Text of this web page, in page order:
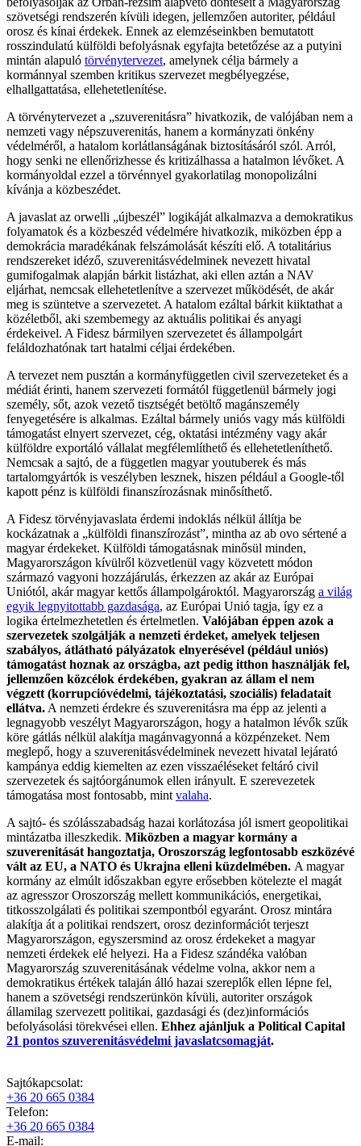
szövetségi rendszerén kívüli idegen, jellemzően autoriter, például
orosz és kínai érdekek. Ennek az elemzéseinkben bemutatott
rosszindulatú külföldi befolyásnak egyfajta betetőzése az a putyini
mintán alapuló törvénytervezet, amelynek célja bármely a
kormánnyal szemben kritikus szervezet megbélyegzése,
elhallgattatása, ellehetetlenítése.
A törvénytervezet a „szuverenitásra” hivatkozik, de valójában nem a
nemzeti vagy népszuverenitás, hanem a kormányzati önkény
védelméről, a hatalom korlátlanságának biztosításáról szól. Arról,
hogy senki ne ellenőrizhesse és kritizálhassa a hatalmon lévőket. A
kormányoldal ezzel a törvénnyel gyakorlatilag monopolizálni
kívánja a közbeszédet.
A javaslat az orwelli „újbeszél” logikáját alkalmazva a demokratikus
folyamatok és a közbeszéd védelmére hivatkozik, miközben épp a
demokrácia maradékának felszámolását készíti elő. A totalitárius
rendszereket idéző, szuverenitásvédelminek nevezett hivatal
gumifogalmak alapján bárkit listázhat, aki ellen aztán a NAV
eljárhat, nemcsak ellehetetlenítve a szervezet működését, de akár
meg is szüntetve a szervezetet. A hatalom ezáltal bárkit kiiktathat a
közéletből, aki szembemegy az aktuális politikai és anyagi
érdekeivel. A Fidesz bármilyen szervezetet és állampolgárt
feláldozhatónak tart hatalmi céljai érdekében.
A tervezet nem pusztán a kormányfüggetlen civil szervezeteket és a
médiát érinti, hanem szervezeti formától függetlenül bármely jogi
személy, sőt, azok vezető tisztségét betöltő magánszemély
fenyegetésére is alkalmas. Ezáltal bármely uniós vagy más külföldi
támogatást elnyert szervezet, cég, oktatási intézmény vagy akár
külföldre exportáló vállalat megfélemlíthető és ellehetetleníthető.
Nemcsak a sajtó, de a független magyar youtuberek és más
tartalomgyártók is veszélyben lesznek, hiszen például a Google-től
kapott pénz is külföldi finanszírozásnak minősíthető.
A Fidesz törvényjavaslata érdemi indoklás nélkül állítja be
kockázatnak a „külföldi finanszírozást”, mintha az ab ovo sértené a
magyar érdekeket. Külföldi támogatásnak minősül minden,
Magyarországon kívülről közvetlenül vagy közvetett módon
származó vagyoni hozzájárulás, érkezzen az akár az Európai
Uniótól, akár magyar kettős állampolgároktól. Magyarország a világ
egyik legnyitottabb gazdasága, az Európai Unió tagja, így ez a
logika értelmezhetetlen és értelmetlen. Valójában éppen azok a
szervezetek szolgálják a nemzeti érdeket, amelyek teljesen
szabályos, átlátható pályázatok elnyerésével (például uniós)
támogatást hoznak az országba, azt pedig itthon használják fel,
jellemzően közcélok érdekében, gyakran az állam el nem
végzett (korrupcióvédelmi, tájékoztatási, szociális) feladatait
ellátva. A nemzeti érdekre és szuverenitásra ma épp az jelenti a
legnagyobb veszélyt Magyarországon, hogy a hatalmon lévők szűk
köre gátlás nélkül alakítja magánvagyonná a közpénzeket. Nem
meglepő, hogy a szuverenitásvédelminek nevezett hivatal lejárató
kampánya eddig kiemelten az ezen visszaéléseket feltáró civil
szervezetek és sajtóorgánumok ellen irányult. E szerevezetek
támogatása most fontosabb, mint valaha.
A sajtó- és szólásszabadság hazai korlátozása jól ismert geopolitikai
mintázatba illeszkedik. Miközben a magyar kormány a
szuverenitását hangoztatja, Oroszország legfontosabb eszközévé
vált az EU, a NATO és Ukrajna elleni küzdelmében. A magyar
kormány az elmúlt időszakban egyre erősebben kötelezte el magát
az agresszor Oroszország mellett kommunikációs, energetikai,
titkosszolgálati és politikai szempontból egyaránt. Orosz mintára
alakítja át a politikai rendszert, orosz dezinformációt terjeszt
Magyarországon, egyszersmind az orosz érdekeket a magyar
nemzeti érdekek elé helyezi. Ha a Fidesz szándéka valóban
Magyarország szuverenitásának védelme volna, akkor nem a
demokratikus értékek talaján álló hazai szereplők ellen lépne fel,
hanem a szövetségi rendszerünkön kívüli, autoriter országok
államilag szervezett politikai, gazdasági és (dez)információs
befolyásolási törekvései ellen. Ehhez ajánljuk a Political Capital
21 pontos szuverenitásvédelmi javaslatcsomagját.
Sajtókapcsolat:
+36 20 665 0384
Telefon:
+36 20 665 0384
E-mail: